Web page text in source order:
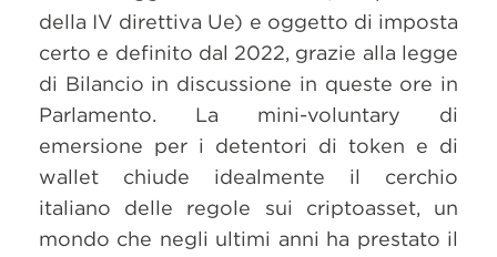
della IV direttiva Ue) e oggetto di imposta
certo e definito dal 2022, grazie alla legge
di Bilancio in discussione in queste ore in
Parlamento. La mini-voluntary di
emersione per i detentori di token e di
wallet chiude idealmente il cerchio
italiano delle regole sui criptoasset, un
mondo che negli ultimi anni ha prestato il